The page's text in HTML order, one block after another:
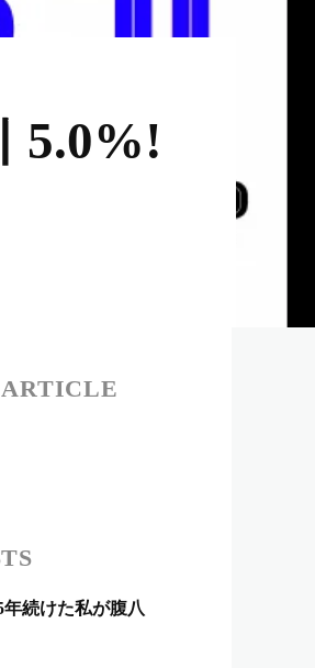
5.0%!
続けた私が腹八